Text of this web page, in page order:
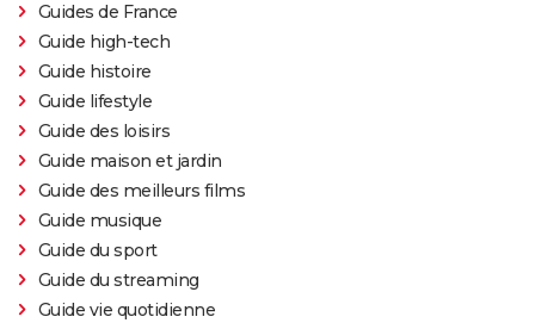
1983 Rambo Rôle: un garde
1979 Star Trek: le film
Guides de France
Guide high-tech
Guide histoire
Guide lifestyle
Guide des loisirs
Guide maison et jardin
Guide des meilleurs films
Guide musique
Guide du sport
Guide du streaming
Guide vie quotidienne